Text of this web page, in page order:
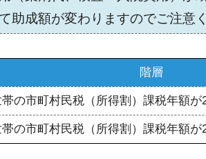
助成額が変わりますのでご注意
階層
の市町村民税（所得割）課税年額が
の市町村民税（所得割）課税年額が